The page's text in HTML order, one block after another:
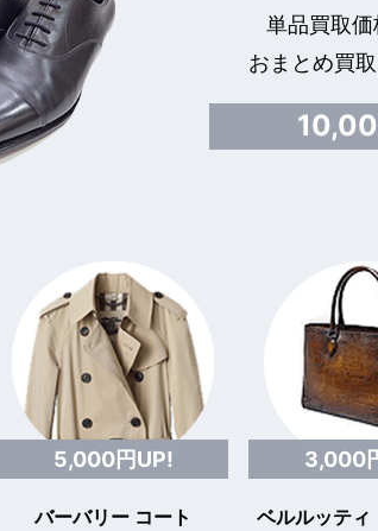
単品買取
おまとめ買
5,000円UP!
バーバリー コート
3,000
ベルルッティ